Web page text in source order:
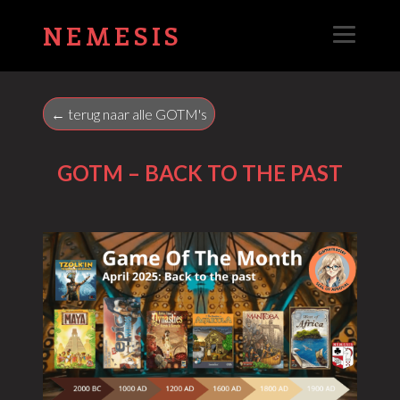
NEMESIS
← terug naar alle GOTM's
GOTM – BACK TO THE PAST